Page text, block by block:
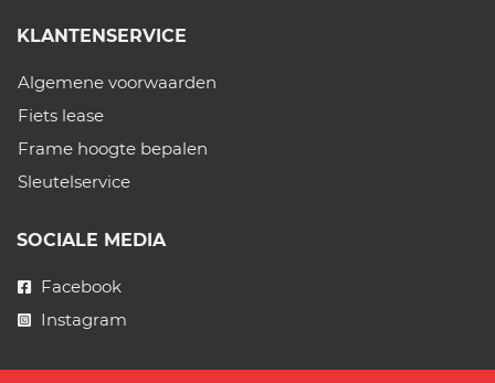
KLANTENSERVICE
Algemene voorwaarden
Fiets lease
Frame hoogte bepalen
Sleutelservice
SOCIALE MEDIA
Facebook
Instagram